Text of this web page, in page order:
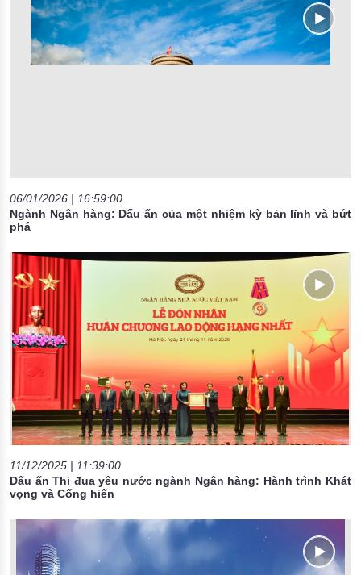
06/01/2026 | 16:59:00
Ngành Ngân hàng: Dấu ấn của một nhiệm kỳ bản lĩnh và bứt
phá
11/12/2025 | 11:39:00
Dấu ấn Thi đua yêu nước ngành Ngân hàng: Hành trình Khát
vọng và Cống hiến